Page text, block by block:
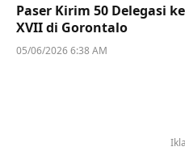
Paser Kirim 50 Delegasi
XVII di Gorontalo
05/06/2026 6:38 AM